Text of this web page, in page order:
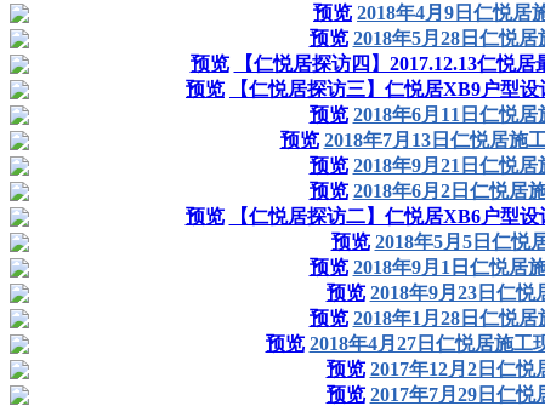
预览 2018年4月9日仁悦居
预览 2018年5月28日仁悦居
预览
【仁悦居探访四】2017.12.13仁悦
预览
【仁悦居探访三】仁悦居XB9户型
预览 2018年6月11日仁悦居
预览 2018年7月13日仁悦居施
预览 2018年9月21日仁悦居
预览 2018年6月2日仁悦居
预览
【仁悦居探访二】仁悦居XB6户型
预览 2018年5月5日仁悦
预览 2018年9月1日仁悦居
预览 2018年9月23日仁悦
预览 2018年1月28日仁悦居
预览 2018年4月27日仁悦居施工
预览 2017年12月2日仁悦
预览 2017年7月29日仁悦